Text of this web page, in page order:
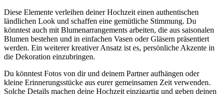
Diese Elemente verleihen deiner Hochzeit einen authentischen
ländlichen Look und schaffen eine gemütliche Stimmung. Du
könntest auch mit Blumenarrangements arbeiten, die aus saisonalen
Blumen bestehen und in einfachen Vasen oder Gläsern präsentiert
werden. Ein weiterer kreativer Ansatz ist es, persönliche Akzente in
die Dekoration einzubringen.
Du könntest Fotos von dir und deinem Partner aufhängen oder
kleine Erinnerungsstücke aus eurer gemeinsamen Zeit verwenden.
Solche Details machen deine Hochzeit einzigartig und geben deinen